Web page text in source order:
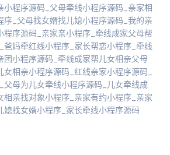
小程序源码_父母牵线小程序源码_亲家相
序_父母找女婿找儿媳小程序源码_我的亲
程序源码_亲家亲小程序_牵线成家父母帮
爸妈牵红线小程序_家长帮恋小程序_牵线
团小程序源码_牵线成家帮儿女相亲父母
相亲小程序源码_红线亲家小程序源码_
父母为儿女牵线小程序源码_儿女牵线成
相亲找对象小程序_亲家有约小程序_亲家
媳找女婿小程序_家长牵线小程序源码